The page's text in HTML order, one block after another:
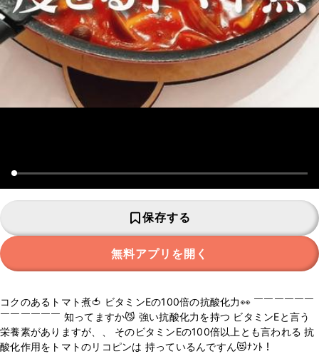
保存する
無料アプリを開く
コクのあるトマト煮🍅 ビタミンEの100倍の抗酸化力👀 ￣￣￣￣￣￣
￣￣￣￣￣￣ 知ってますか😼 強い抗酸化力を持つ ビタミンEと言う
栄養素がありますが、、 そのビタミンEの100倍以上とも言われる 抗
酸化作用をトマトのリコピンは 持っているんですん😻ﾅﾝﾄ！